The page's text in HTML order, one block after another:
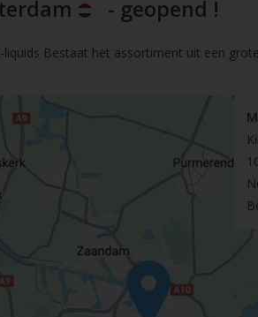
- geopend !
Bestaat het assortiment uit een